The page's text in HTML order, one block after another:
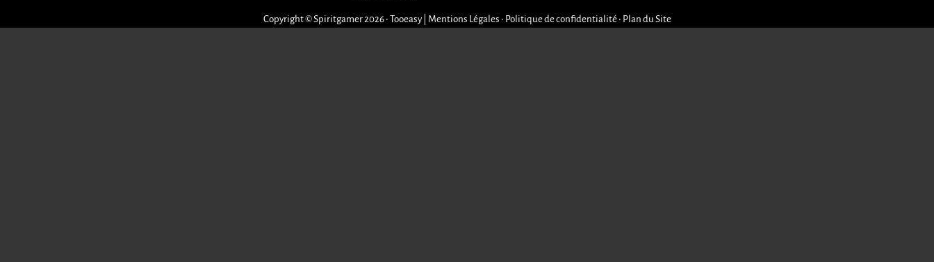
Copyright © Spiritgamer 2026 • Tooeasy Mentions Légales • Politique de confidentialité• Plan du Site